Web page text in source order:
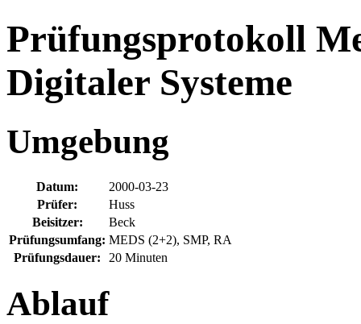
Prüfungsprotokoll
Digitaler Systeme
Umgebung
Datum:
2000-03-23
Prüfer:
Huss
Beisitzer:
Beck
Prüfungsumfang: MEDS (2+2), SMP, RA
Prüfungsdauer:
20 Minuten
Ablauf